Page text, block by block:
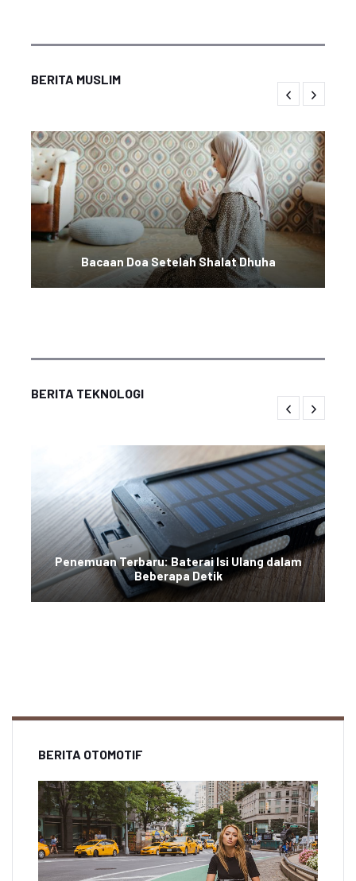
BERITA MUSLIM
Bacaan Doa Setelah Shalat Dhuha
BERITA TEKNOLOGI
Penemuan Terbaru: Baterai Isi Ulang dalam
Beberapa Detik
BERITA OTOMOTIF